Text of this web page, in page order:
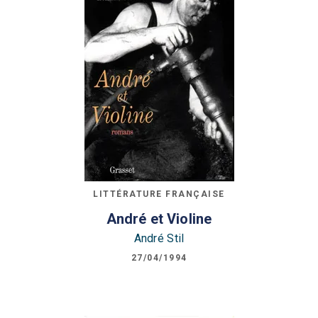
LITTÉRATURE FRANÇAISE
André et Violine
André Stil
27/04/1994